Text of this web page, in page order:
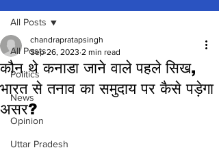
All Posts
Politics
News
Opinion
Uttar Pradesh
All Posts
कौन थे कनाडा जाने वाले पहले सिख,
भारत से तनाव का समुदाय पर कैसे पड़ेगा
असर?
chandrapratapsingh
Sep 26, 2023 2 min read